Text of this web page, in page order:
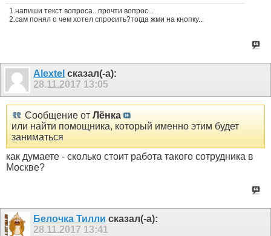
1.напиши текст вопроса...прочти вопрос...
2.сам понял о чем хотел спросить?тогда жми на кнопку...
Alextel сказал(-а):
28.11.2017 13:05
Сообщение от Лёнка
или найти помощника, который именно этим будет
заниматься
как думаете - сколько стоит работа такого сотрудника в
Москве?
Белочка Тилли сказал(-а):
28.11.2017 13:41